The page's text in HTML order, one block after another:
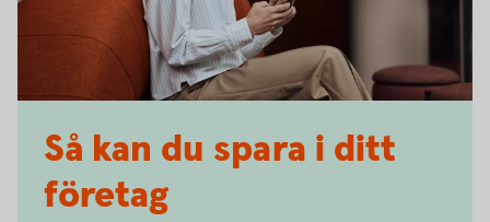
Så kan du spara i ditt
företag